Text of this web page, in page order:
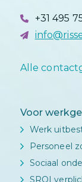
+31 495
Alle
Voor
Werk
Personeel
Sociaal
SROI